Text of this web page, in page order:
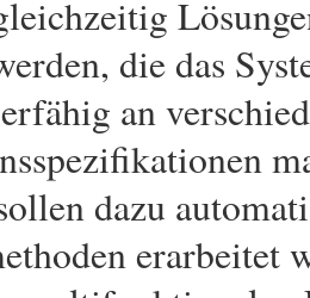
die das
an
dazu
erarbeitet